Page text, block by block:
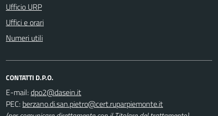
Ufficio URP
Uffici e orari
Numeri utili
CONTATTI D.P.O.
E-mail:
PEC: